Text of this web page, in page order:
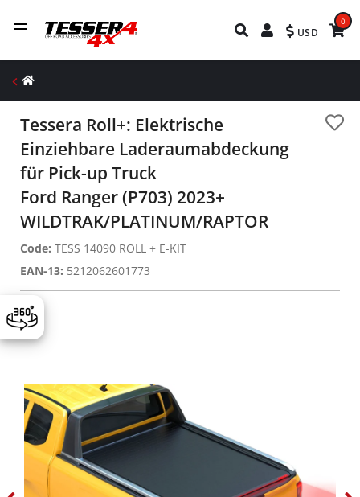
USD
0
Tessera Roll+: Elektrische
Einziehbare Laderaumabdeckung
für Pick-up Truck
Ford Ranger (P703) 2023+
WILDTRAK/PLATINUM/RAPTOR
Code: TESS 14090 ROLL + E-KIT
EAN-13: 5212062601773